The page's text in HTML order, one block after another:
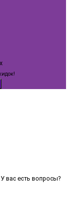
У вас есть вопросы?